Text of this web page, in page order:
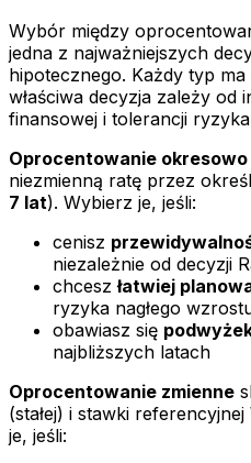
Wybór między
jedna z najważniejszych
hipotecznego. Każdy typ
właściwa decyzja zależy od
finansowej i tolerancji
Oprocentowanie okresowo
niezmienną ratę przez
7 lat). Wybierz je, jeśli:
cenisz
niezależnie od decyzji
chceszłatwiej
ryzyka nagłego
obawiasz się
najbliższych latach
Oprocentowanie zmienne
(stałej) i stawki referencyjnej
je, jeśli: